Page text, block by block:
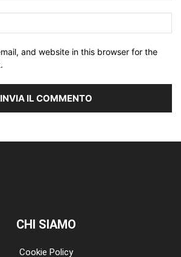
and website in this browser for the
CHI SIAMO
Cookie Policy